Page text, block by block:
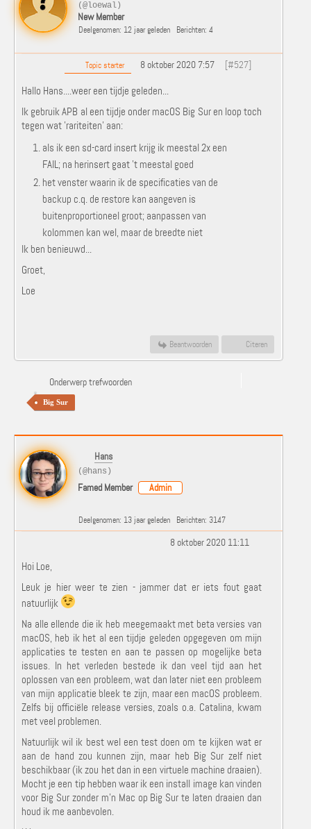
(@loewal)
New Member
Deelgenomen: 12 jaar geleden Berichten: 4
Topic starter 8 oktober 2020 7:57 [#527]
Hallo Hans....weer een tijdje geleden...
Ik gebruik APB al een tijdje onder macOS Big Sur en loop toch
tegen wat 'rariteiten' aan:
als ik een sd-card insert krijg ik meestal 2x een
FAIL; na herinsert gaat 't meestal goed
het venster waarin ik de specificaties van de
backup c.q. de restore kan aangeven is
buitenproportioneel groot; aanpassen van
kolommen kan wel, maar de breedte niet
Ik ben benieuwd...
Groet,
Loe
Beantwoorden Citeren
Onderwerp trefwoorden
Big Sur
Hans
(@hans)
Famed Member Admin
Deelgenomen: 13 jaar geleden Berichten: 3147
8 oktober 2020 11:11
Hoi Loe,
Leuk je hier weer te zien - jammer dat er iets fout gaat
natuurlijk
Na alle ellende die ik heb meegemaakt met beta versies van
macOS, heb ik het al een tijdje geleden opgegeven om mijn
applicaties te testen en aan te passen op mogelijke beta
issues. In het verleden bestede ik dan veel tijd aan het
oplossen van een probleem, wat dan later niet een probleem
van mijn applicatie bleek te zijn, maar een macOS probleem.
Zelfs bij officiële release versies, zoals o.a. Catalina, kwam
met veel problemen.
Natuurlijk wil ik best wel een test doen om te kijken wat er
aan de hand zou kunnen zijn, maar heb Big Sur zelf niet
beschikbaar (ik zou het dan in een virtuele machine draaien).
Mocht je een tip hebben waar ik een install image kan vinden
voor Big Sur zonder m'n Mac op Big Sur te laten draaien dan
houd ik me aanbevolen.